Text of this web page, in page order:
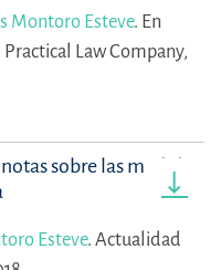
Montoro Esteve. En
Law Company,
sobre las medidas
Esteve. Actualidad